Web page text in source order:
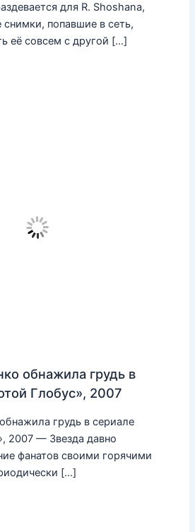
для R. Shoshana,
попавшие в сеть,
её совсем с другой […]
обнажила грудь в
Глобус», 2007
грудь в сериале
2007 — Звезда давно
фанатов своими горячими
[…]